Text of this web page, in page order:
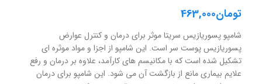
تومان463,000
شامپو پسوریازیس سریتا موثر برای درمان و کنترل عوارض
پسوریازیس پوست سر است. این شامپو از اجزا و مواد موثره ای
تشکیل شده است که با مکانیسم های کارآمد، علاوه بر درمان و رفع
علایم بیماری مانع از بازگشت آن می شود. این شامپو برای درمان